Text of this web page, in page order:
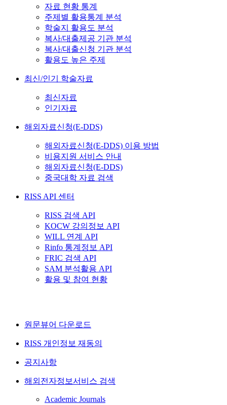
자료 현황 통계
주제별 활용통계 분석
학술지 활용도 분석
복사/대출제공 기관 분석
복사/대출신청 기관 분석
활용도 높은 주제
최신/인기 학술자료
최신자료
인기자료
해외자료신청(E-DDS)
해외자료신청(E-DDS) 이용 방법
비용지원 서비스 안내
해외자료신청(E-DDS)
중국대학 자료 검색
RISS API 센터
RISS 검색 API
KOCW 강의정보 API
WILL 연계 API
Rinfo 통계정보 API
FRIC 검색 API
SAM 분석활용 API
활용 및 참여 현황
원문뷰어 다운로드
RISS 개인정보 재동의
공지사항
해외전자정보서비스 검색
Academic Journals